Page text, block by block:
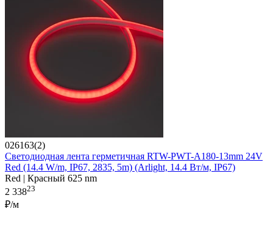
026163(2)
Светодиодная лента герметичная RTW-PWT-A180-13mm 24V
Red (14.4 W/m, IP67, 2835, 5m) (Arlight, 14.4 Вт/м, IP67)
Red | Красный 625 nm
2 33823
₽/м